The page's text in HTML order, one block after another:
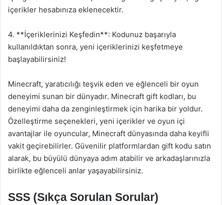
içerikler hesabınıza eklenecektir.
4. **İçeriklerinizi Keşfedin**: Kodunuz başarıyla
kullanıldıktan sonra, yeni içeriklerinizi keşfetmeye
başlayabilirsiniz!
Minecraft, yaratıcılığı teşvik eden ve eğlenceli bir oyun
deneyimi sunan bir dünyadır. Minecraft gift kodları, bu
deneyimi daha da zenginleştirmek için harika bir yoldur.
Özelleştirme seçenekleri, yeni içerikler ve oyun içi
avantajlar ile oyuncular, Minecraft dünyasında daha keyifli
vakit geçirebilirler. Güvenilir platformlardan gift kodu satın
alarak, bu büyülü dünyaya adım atabilir ve arkadaşlarınızla
birlikte eğlenceli anlar yaşayabilirsiniz.
SSS (Sıkça Sorulan Sorular)